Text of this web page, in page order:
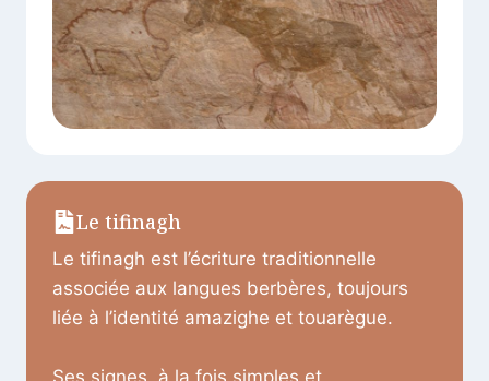
Le tifinagh
Le tifinagh est l’écriture traditionnelle
associée aux langues berbères, toujours
liée à l’identité amazighe et touarègue.
Ses signes, à la fois simples et